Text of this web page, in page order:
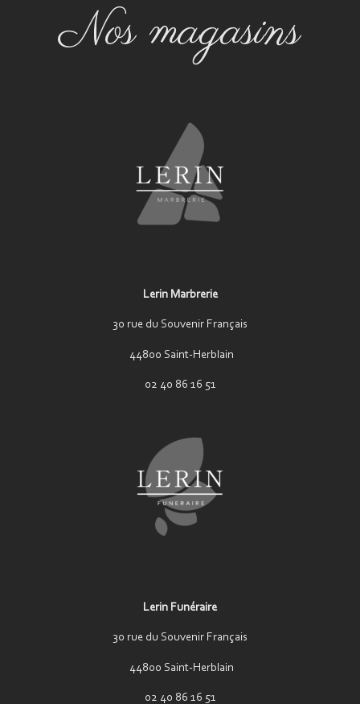
Nos magasins
Lerin Marbrerie
30 rue du Souvenir Français
44800 Saint-Herblain
02 40 86 16 51
Lerin Funéraire
30 rue du Souvenir Français
44800 Saint-Herblain
02 40 86 16 51